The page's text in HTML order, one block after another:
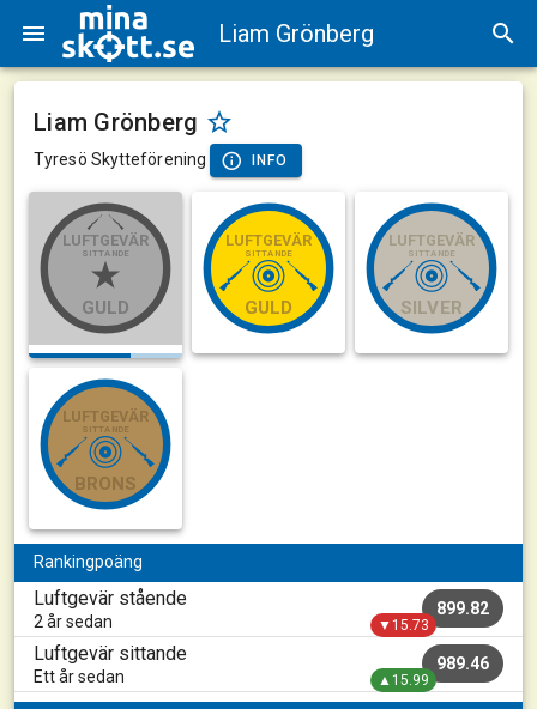
Liam Grönberg
Liam Grönberg
Tyresö Skytteförening INFO
LUFTGEVÄR
SITTANDE
GULD
LUFTGEVÄR
SITTANDE
GULD
LUFTGEVÄR
SITTANDE
SILVER
LUFTGEVÄR
SITTANDE
BRONS
Rankingpoäng
Luftgevär stående
2 år sedan
899.82
▼15.73
Luftgevär sittande
Ett år sedan
989.46
▲15.99